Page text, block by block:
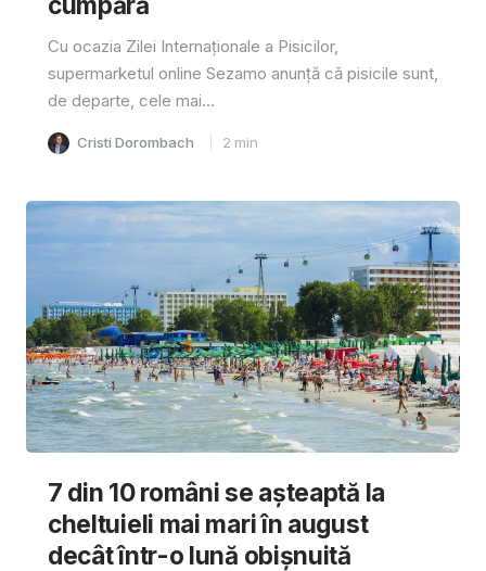
Cu ocazia Zilei Internaționale a Pisicilor,
supermarketul online Sezamo anunță că pisicile sunt,
de departe, cele mai...
Cristi Dorombach 2 min
7 din 10 români se așteaptă la
cheltuieli mai mari în august
decât într-o lună obișnuită